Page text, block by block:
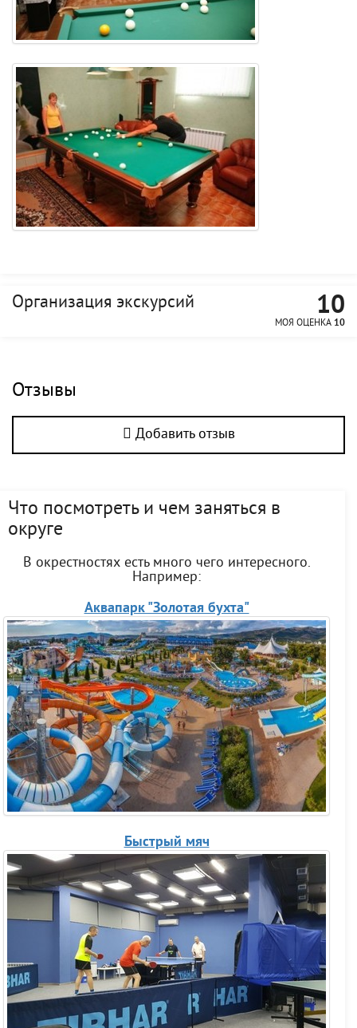
Организация экскурсий 10
МОЯ ОЦЕНКА 10
Отзывы
Добавить отзыв
Что посмотреть и чем заняться в
округе
В окрестностях есть много чего интересного.
Например:
Аквапарк "Золотая бухта"
Быстрый мяч